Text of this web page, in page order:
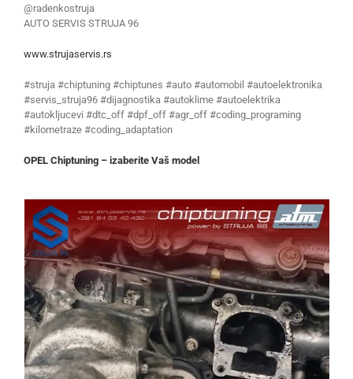
@radenkostruja
AUTO SERVIS STRUJA 96
www.strujaservis.rs
#struja #chiptuning #chiptunes #auto #automobil #autoelektronika
#servis_struja96 #dijagnostika #autoklime #autoelektrika
#autokljucevi #dtc_off #dpf_off #agr_off #coding_programing
#kilometraze #coding_adaptation
OPEL Chiptuning – izaberite Vaš model